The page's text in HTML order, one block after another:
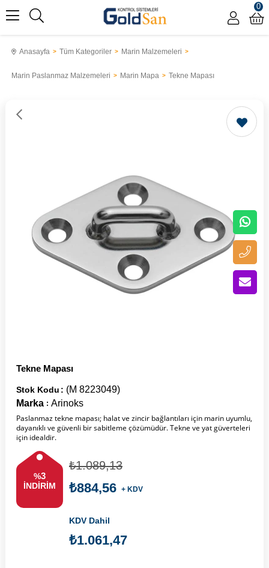
0
Anasayfa Tüm Kategoriler Marin Malzemeleri
Marin Paslanmaz Malzemeleri Marin Mapa Tekne Mapası
Tekne Mapası
(M 8223049)
Stok Kodu
Marka : Arinoks
Paslanmaz tekne mapası; halat ve zincir bağlantıları için marin uyumlu,
dayanıklı ve güvenli bir sabitleme çözümüdür. Tekne ve yat güverteleri
için idealdir.
%3
İNDIRIM
₺1.089,13
₺884,56 + KDV
KDV Dahil
₺1.061,47